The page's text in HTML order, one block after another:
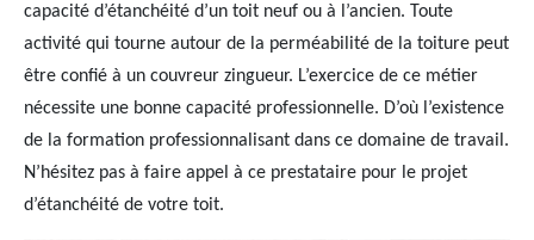
capacité d’étanchéité d’un toit neuf ou à l’ancien. Toute
activité qui tourne autour de la perméabilité de la toiture peut
être confié à un couvreur zingueur. L’exercice de ce métier
nécessite une bonne capacité professionnelle. D’où l’existence
de la formation professionnalisant dans ce domaine de travail.
N’hésitez pas à faire appel à ce prestataire pour le projet
d’étanchéité de votre toit.